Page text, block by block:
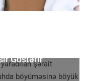
Yaradılan
Vətənpərvər
Göstərir